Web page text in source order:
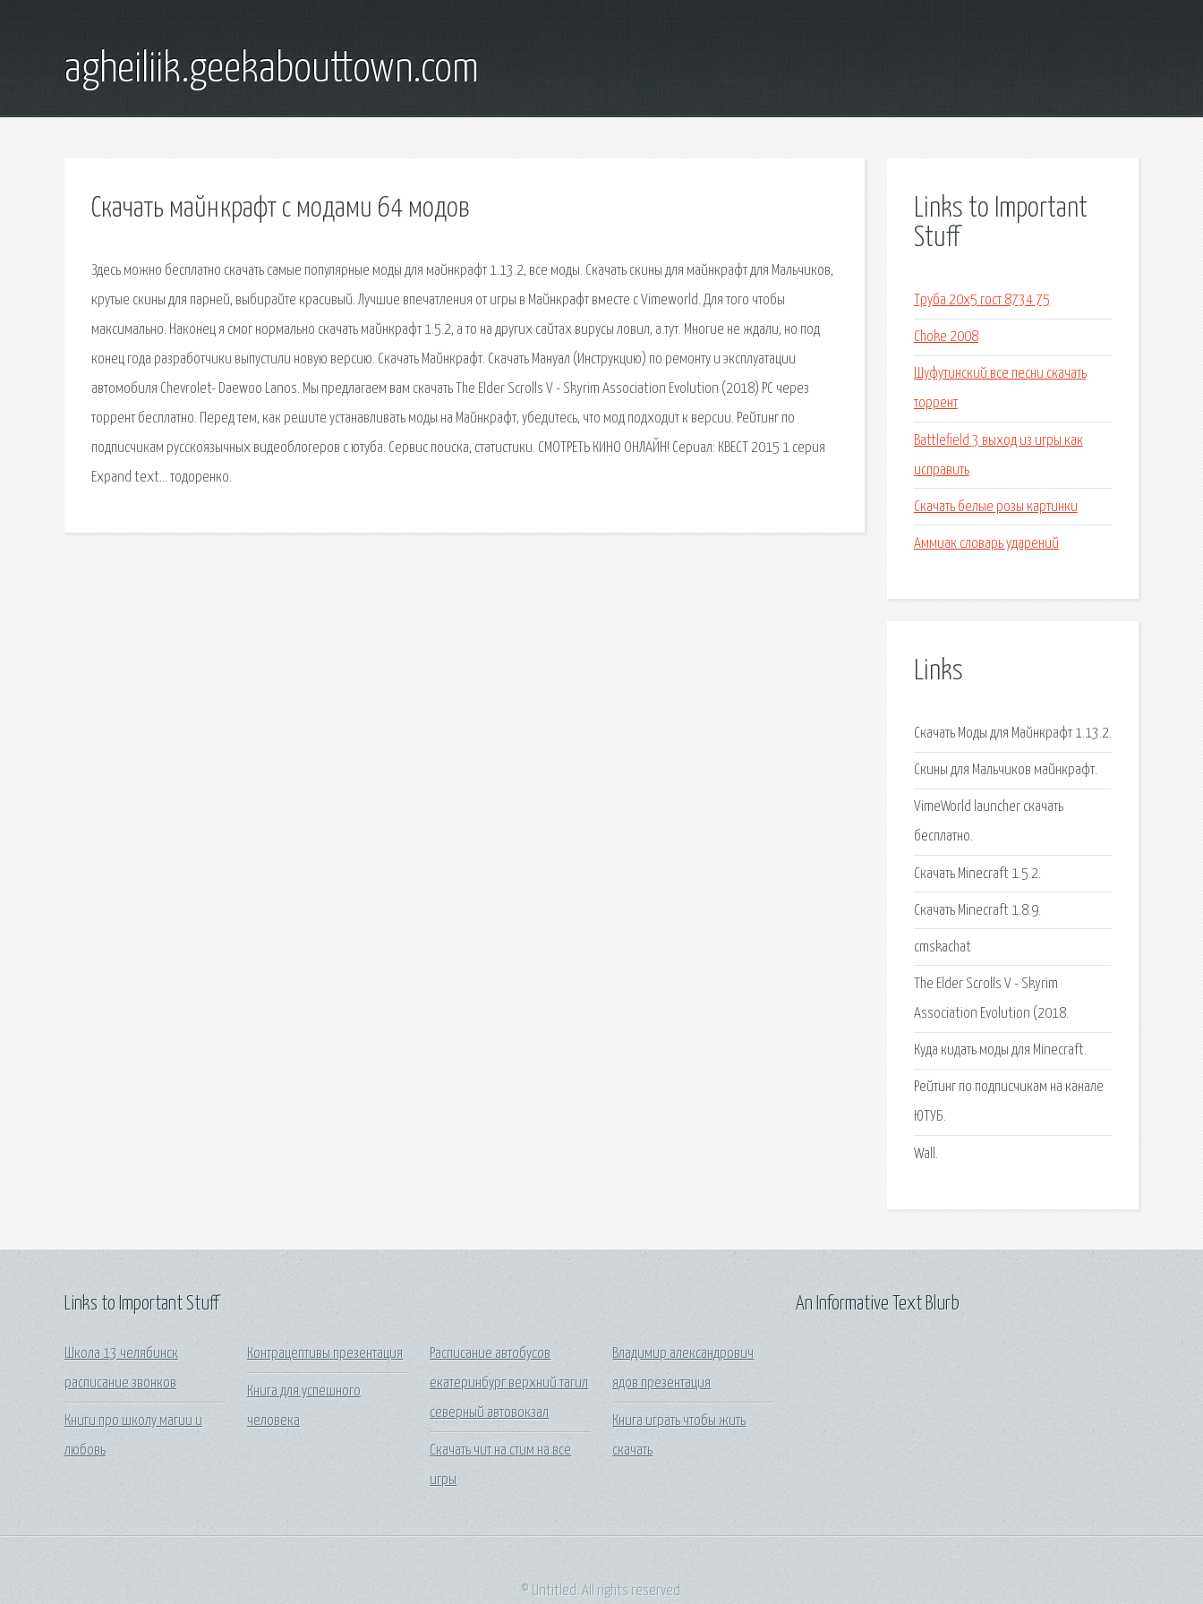
agheiliik.geekabouttown.com
Скачать майнкрафт с модами 64 модов
Здесь можно бесплатно скачать самые популярные моды для майнкрафт 1.13.2, все моды. Скачать скины для майнкрафт для Мальчиков,
крутые скины для парней, выбирайте красивый. Лучшие впечатления от игры в Майнкрафт вместе с Vimeworld. Для того чтобы
максимально. Наконец я смог нормально скачать майнкрафт 1.5.2, а то на других сайтах вирусы ловил, а тут. Многие не ждали, но под
конец года разработчики выпустили новую версию. Скачать Майнкрафт. Скачать Мануал (Инструкцию) по ремонту и эксплуатации
автомобиля Chevrolet- Daewoo Lanos. Мы предлагаем вам скачать The Elder Scrolls V - Skyrim Association Evolution (2018) PC через
торрент бесплатно. Перед тем, как решите устанавливать моды на Майнкрафт, убедитесь, что мод подходит к версии. Рейтинг по
подписчикам русскоязычных видеоблогеров с ютуба. Сервис поиска, статистики. СМОТРЕТЬ КИНО ОНЛАЙН! Сериал: КВЕСТ 2015 1 серия
Expand text… тодоренко.
Links to Important
Stuff
Труба 20х5 гост 8734 75
Choke 2008
Шуфутинский все песни скачать
торрент
Battlefield 3 выход из игры как
исправить
Скачать белые розы картинки
Аммиак словарь ударений
Links
Скачать Моды для Майнкрафт 1.13.2.
Скины для Мальчиков майнкрафт.
VimeWorld launcher скачать
бесплатно.
Скачать Minecraft 1.5.2.
Скачать Minecraft 1.8.9.
cmskachat
The Elder Scrolls V - Skyrim
Association Evolution (2018.
Куда кидать моды для Minecraft.
Рейтинг по подписчикам на канале
ЮТУБ.
Wall.
Links to Important Stuff
Школа 13 челябинск
расписание звонков
Книги про школу магии и
любовь
Контрацептивы презентация
Книга для успешного
человека
Расписание автобусов
екатеринбург верхний тагил
северный автовокзал
Скачать чит на стим на все
игры
Владимир александрович
ядов презентация
Книга играть чтобы жить
скачать
An Informative Text Blurb
© Untitled. All rights reserved.